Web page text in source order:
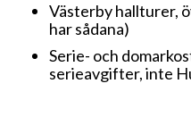
Västerby hallturer,
har sådana)
Serie- och
serieavgifter, inte